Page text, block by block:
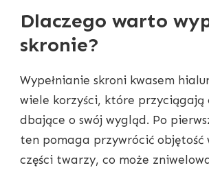
Dlaczego warto
skronie?
Wypełnianie skroni kwasem
wiele korzyści, które przyciągają
dbające o swój wygląd. Po
ten pomaga przywrócić objętość
części twarzy, co może